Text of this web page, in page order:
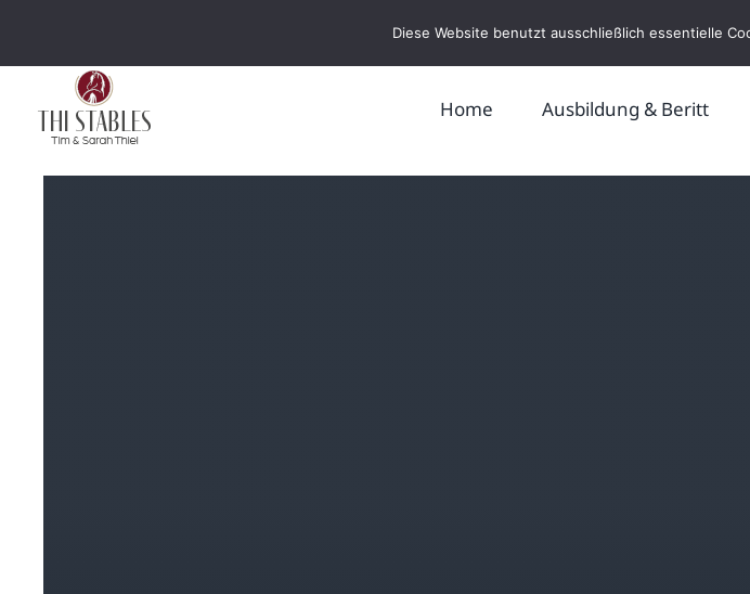
Home Ausbildung & Beritt
Diese Website benutzt ausschließlich essentielle